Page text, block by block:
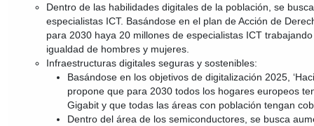
Dentro de las habilidades digitales de la población, se
especialistas ICT. Basándose en el plan de Acción de
para 2030 haya 20 millones de especialistas ICT
igualdad de hombres y mujeres.
Infraestructuras digitales seguras y sostenibles:
Basándose en los objetivos de digitalización 2025,
propone que para 2030 todos los hogares europeos
Gigabit y que todas las áreas con población tengan
Dentro del área de los semiconductores, se busca